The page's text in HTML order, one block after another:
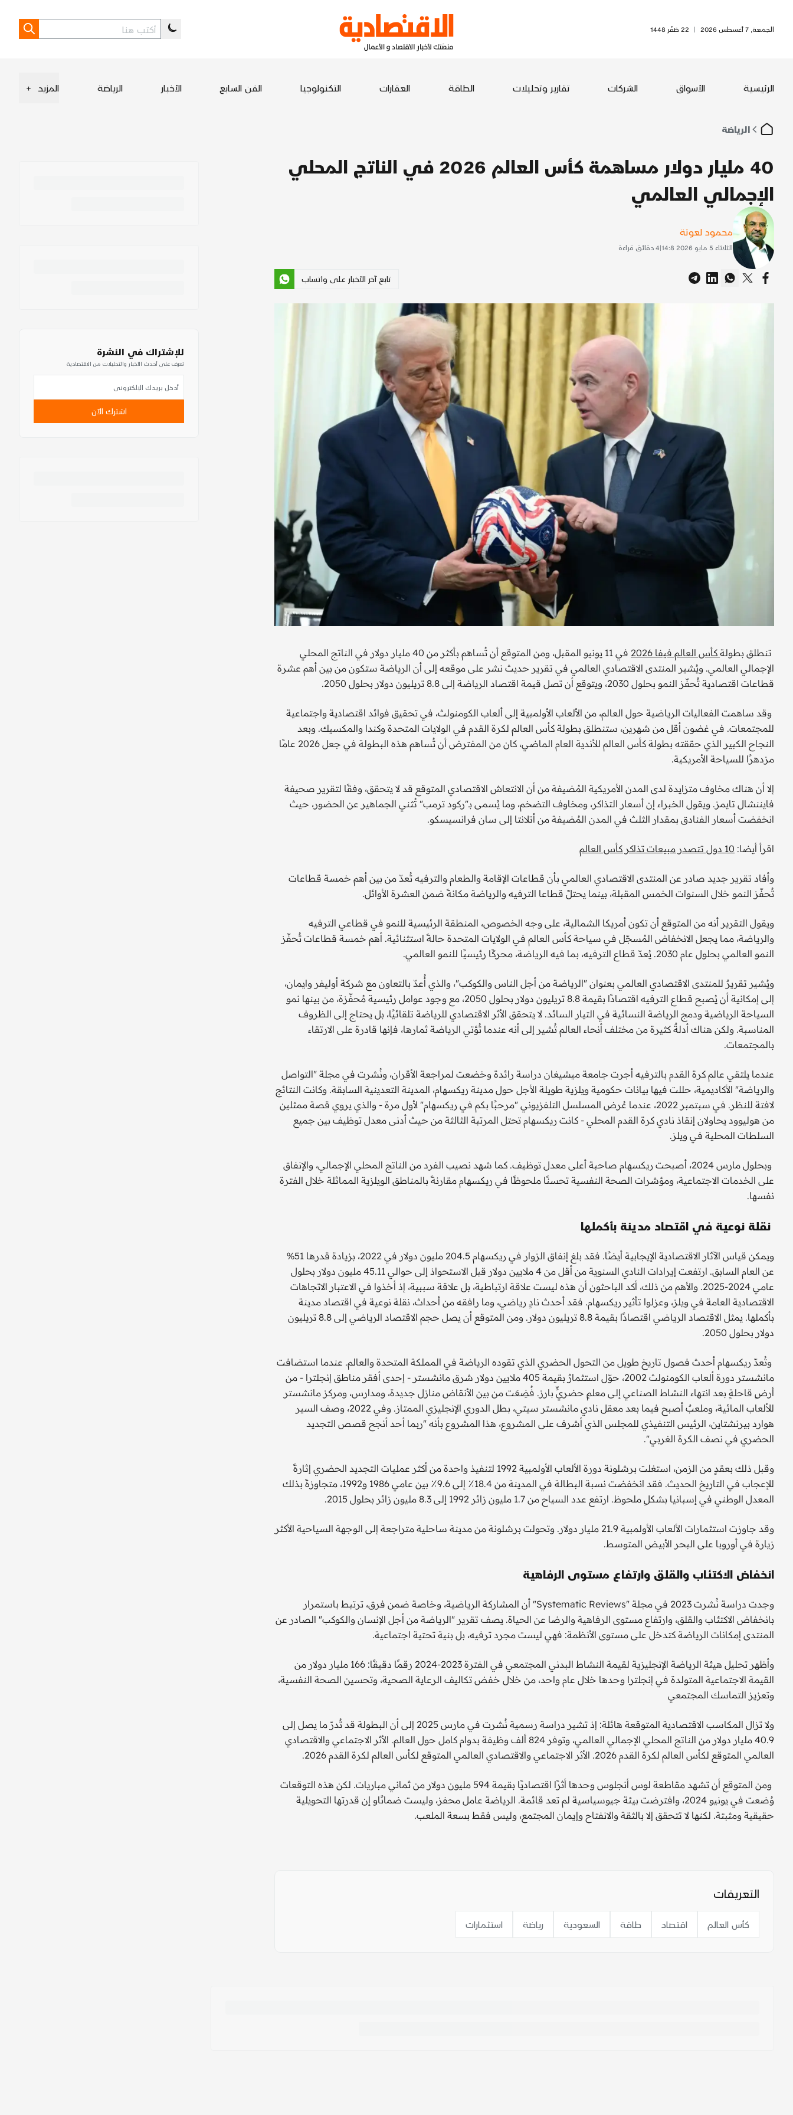
الجمعة, 7 أغسطس 2026 | 22 صَفَر 1448
الرئيسية الأسواق الشركات تقارير وتحليلات الطاقة العقارات التكنولوجيا الفن السابع الأخبار الرياضة المزيد +
الرياضة
40 مليار دولار مساهمة كأس العالم 2026 في الناتج المحلي
الإجمالي العالمي
محمود لعوتة
الثلاثاء 5 مايو 2026 14:8 |
4 دقائق قراءة
تابع آخر الأخبار على واتساب
تنطلق بطولة كأس العالم فيفا 2026
في 11 يونيو المقبل، ومن المتوقع أن تُساهم بأكثر من 40 مليار دولار في الناتج المحلي
الإجمالي العالمي. ويُشير المنتدى الاقتصادي العالمي في تقرير حديث نشر على موقعه إلى أن الرياضة ستكون من بين أهم عشرة
قطاعات اقتصادية تُحفّز النمو بحلول 2030، ويتوقع أن تصل قيمة اقتصاد الرياضة إلى 8.8 تريليون دولار بحلول 2050.
وقد ساهمت الفعاليات الرياضية حول العالم، من الألعاب الأولمبية إلى ألعاب الكومنولث، في تحقيق فوائد اقتصادية واجتماعية
للمجتمعات. في غضون أقل من شهرين، ستنطلق بطولة كأس العالم لكرة القدم في الولايات المتحدة وكندا والمكسيك. وبعد
النجاح الكبير الذي حققته بطولة كأس العالم للأندية العام الماضي، كان من المفترض أن تُساهم هذه البطولة في جعل 2026 عامًا
مزدهرًا للسياحة الأمريكية.
إلا أن هناك مخاوف متزايدة لدى المدن الأمريكية المُضيفة من أن الانتعاش الاقتصادي المتوقع قد لا يتحقق، وفقًا لتقرير صحيفة
فايننشال تايمز. ويقول الخبراء إن أسعار التذاكر، ومخاوف التضخم، وما يُسمى بـ"ركود ترمب" تُثني الجماهير عن الحضور، حيث
انخفضت أسعار الفنادق بمقدار الثلث في المدن المُضيفة من أتلانتا إلى سان فرانسيسكو.
اقرأ أيضا: 10 دول تتصدر مبيعات تذاكر كأس العالم
وأفاد تقرير جديد صادر عن المنتدى الاقتصادي العالمي بأن قطاعات الإقامة والطعام والترفيه تُعدّ من بين أهم خمسة قطاعات
تُحفّز النمو خلال السنوات الخمس المقبلة، بينما يحتلّ قطاعا الترفيه والرياضة مكانةً ضمن العشرة الأوائل.
ويقول التقرير أنه من المتوقع أن تكون أمريكا الشمالية، على وجه الخصوص، المنطقة الرئيسية للنمو في قطاعي الترفيه
والرياضة، مما يجعل الانخفاض المُسجّل في سياحة كأس العالم في الولايات المتحدة حالةً استثنائية. أهم خمسة قطاعات تُحفّز
النمو العالمي بحلول عام 2030. يُعدّ قطاع الترفيه، بما فيه الرياضة، محركًا رئيسيًا للنمو العالمي.
ويُشير تقريرٌ للمنتدى الاقتصادي العالمي بعنوان "الرياضة من أجل الناس والكوكب"، والذي أُعدّ بالتعاون مع شركة أوليفر وايمان،
إلى إمكانية أن يُصبح قطاع الترفيه اقتصادًا بقيمة 8.8 تريليون دولار بحلول 2050، مع وجود عوامل رئيسية مُحفّزة، من بينها نمو
السياحة الرياضية ودمج الرياضة النسائية في التيار السائد. لا يتحقق الأثر الاقتصادي للرياضة تلقائيًا، بل يحتاج إلى الظروف
المناسبة. ولكن هناك أدلةٌ كثيرة من مختلف أنحاء العالم تُشير إلى أنه عندما تُؤتي الرياضة ثمارها، فإنها قادرة على الارتقاء
بالمجتمعات.
عندما يلتقي عالم كرة القدم بالترفيه أجرت جامعة ميشيغان دراسة رائدة وخضعت لمراجعة الأقران، ونُشرت في مجلة "التواصل
والرياضة" الأكاديمية، حللت فيها بيانات حكومية ويلزية طويلة الأجل حول مدينة ريكسهام، المدينة التعدينية السابقة. وكانت النتائج
لافتة للنظر. في سبتمبر 2022، عندما عُرض المسلسل التلفزيوني "مرحبًا بكم في ريكسهام" لأول مرة - والذي يروي قصة ممثلين
من هوليوود يحاولان إنقاذ نادي كرة القدم المحلي - كانت ريكسهام تحتل المرتبة الثالثة من حيث أدنى معدل توظيف بين جميع
السلطات المحلية في ويلز.
وبحلول مارس 2024، أصبحت ريكسهام صاحبة أعلى معدل توظيف. كما شهد نصيب الفرد من الناتج المحلي الإجمالي، والإنفاق
على الخدمات الاجتماعية، ومؤشرات الصحة النفسية تحسنًا ملحوظًا في ريكسهام مقارنةً بالمناطق الويلزية المماثلة خلال الفترة
نفسها.
نقلة نوعية في اقتصاد مدينة بأكملها
ويمكن قياس الآثار الاقتصادية الإيجابية أيضًا. فقد بلغ إنفاق الزوار في ريكسهام 204.5 مليون دولار في 2022، بزيادة قدرها 51%
عن العام السابق. ارتفعت إيرادات النادي السنوية من أقل من 4 ملايين دولار قبل الاستحواذ إلى حوالي 45.11 مليون دولار بحلول
عامي 2024-2025. والأهم من ذلك، أكد الباحثون أن هذه ليست علاقة ارتباطية، بل علاقة سببية، إذ أخذوا في الاعتبار الاتجاهات
الاقتصادية العامة في ويلز، وعزلوا تأثير ريكسهام. فقد أحدث نادٍ رياضي، وما رافقه من أحداث، نقلة نوعية في اقتصاد مدينة
بأكملها. يمثل الاقتصاد الرياضي اقتصادًا بقيمة 8.8 تريليون دولار. ومن المتوقع أن يصل حجم الاقتصاد الرياضي إلى 8.8 تريليون
دولار بحلول 2050.
وتُعدّ ريكسهام أحدث فصول تاريخ طويل من التحول الحضري الذي تقوده الرياضة في المملكة المتحدة والعالم. عندما استضافت
مانشستر دورة ألعاب الكومنولث 2002، حوّل استثمارٌ بقيمة 405 ملايين دولار شرق مانشستر - إحدى أفقر مناطق إنجلترا - من
أرضٍ قاحلةٍ بعد انتهاء النشاط الصناعي إلى معلمٍ حضريٍّ بارز. فُضِعَت من بين الأنقاض منازل جديدة، ومدارس، ومركز مانشستر
للألعاب المائية، وملعبٌ أصبح فيما بعد معقل نادي مانشستر سيتي، بطل الدوري الإنجليزي الممتاز. وفي 2022، وصف السير
هوارد بيرنشتاين، الرئيس التنفيذي للمجلس الذي أشرف على المشروع، هذا المشروع بأنه "ربما أحد أنجح قصص التجديد
الحضري في نصف الكرة الغربي".
وقبل ذلك بعقدٍ من الزمن، استغلت برشلونة دورة الألعاب الأولمبية 1992 لتنفيذ واحدة من أكثر عمليات التجديد الحضري إثارةً
للإعجاب في التاريخ الحديث. فقد انخفضت نسبة البطالة في المدينة من 18.4٪ إلى 9.6٪ بين عامي 1986 و1992، متجاوزةً بذلك
المعدل الوطني في إسبانيا بشكلٍ ملحوظ. ارتفع عدد السياح من 1.7 مليون زائر 1992 إلى 8.3 مليون زائر بحلول 2015.
وقد جاوزت استثمارات الألعاب الأولمبية 21.9 مليار دولار. وتحولت برشلونة من مدينة ساحلية متراجعة إلى الوجهة السياحية الأكثر
زيارة في أوروبا على البحر الأبيض المتوسط.
انخفاض الاكتئاب والقلق وارتفاع مستوى الرفاهية
وجدت دراسة نُشرت 2023 في مجلة "Systematic Reviews" أن المشاركة الرياضية، وخاصة ضمن فرق، ترتبط باستمرار
بانخفاض الاكتئاب والقلق، وارتفاع مستوى الرفاهية والرضا عن الحياة. يصف تقرير "الرياضة من أجل الإنسان والكوكب" الصادر عن
المنتدى إمكانات الرياضة كتدخل على مستوى الأنظمة: فهي ليست مجرد ترفيه، بل بنية تحتية اجتماعية.
وأظهر تحليل هيئة الرياضة الإنجليزية لقيمة النشاط البدني المجتمعي في الفترة 2023-2024 رقمًا دقيقًا: 166 مليار دولار من
القيمة الاجتماعية المتولدة في إنجلترا وحدها خلال عام واحد، من خلال خفض تكاليف الرعاية الصحية، وتحسين الصحة النفسية،
وتعزيز التماسك المجتمعي
ولا تزال المكاسب الاقتصادية المتوقعة هائلة: إذ تشير دراسة رسمية نُشرت في مارس 2025 إلى أن البطولة قد تُدرّ ما يصل إلى
40.9 مليار دولار من الناتج المحلي الإجمالي العالمي، وتوفر 824 ألف وظيفة بدوام كامل حول العالم. الأثر الاجتماعي والاقتصادي
العالمي المتوقع لكأس العالم لكرة القدم 2026. الأثر الاجتماعي والاقتصادي العالمي المتوقع لكأس العالم لكرة القدم 2026.
ومن المتوقع أن تشهد مقاطعة لوس أنجلوس وحدها أثرًا اقتصاديًا بقيمة 594 مليون دولار من ثماني مباريات. لكن هذه التوقعات
وُضعت في يونيو 2024، وافترضت بيئة جيوسياسية لم تعد قائمة. الرياضة عامل محفز، وليست ضمانًاو إن قدرتها التحويلية
حقيقية ومثبتة. لكنها لا تتحقق إلا بالثقة والانفتاح وإيمان المجتمع، وليس فقط بسعة الملعب.
التعريفات
كأس العالم اقتصاد طاقة السعودية رياضة استثمارات
للإشتراك في النشرة
تعرف على أحدث الأخبار والتحليلات من الاقتصادية
اشترك الآن